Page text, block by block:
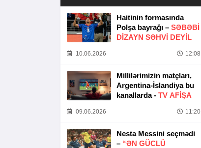
Haitinin formasında
Polşa bayrağı – SƏBƏBI
DIZAYN SƏHVI DEYIL
10.06.2026 12:08
Millilərimizin matçları,
Argentina-İslandiya bu
kanallarda - TV AFİŞA
09.06.2026 11:20
Nesta Messini seçmədi
– “ƏN GÜCLÜ